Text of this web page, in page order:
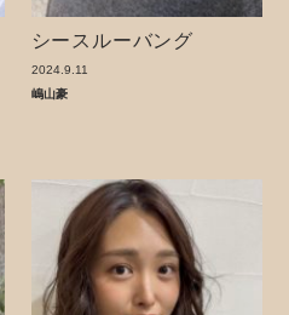
シースルーバング
2024.9.11
嶋山豪